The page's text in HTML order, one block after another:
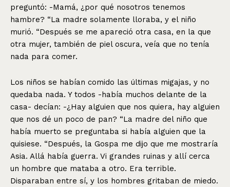
preguntó: -Mamá, ¿por qué nosotros tenemos
hambre? “La madre solamente lloraba, y el niño
murió. “Después se me apareció otra casa, en la que
otra mujer, también de piel oscura, veía que no tenía
nada para comer.
Los niños se habían comido las últimas migajas, y no
quedaba nada. Y todos -había muchos delante de la
casa- decían: -¿Hay alguien que nos quiera, hay alguien
que nos dé un poco de pan? “La madre del niño que
había muerto se preguntaba si había alguien que la
quisiese. “Después, la Gospa me dijo que me mostraría
Asia. Allá había guerra. Vi grandes ruinas y allí cerca
un hombre que mataba a otro. Era terrible.
Disparaban entre sí, y los hombres gritaban de miedo.